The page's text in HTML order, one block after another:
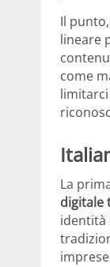
Il
lineare
come
limitarci
La
digitale
identità